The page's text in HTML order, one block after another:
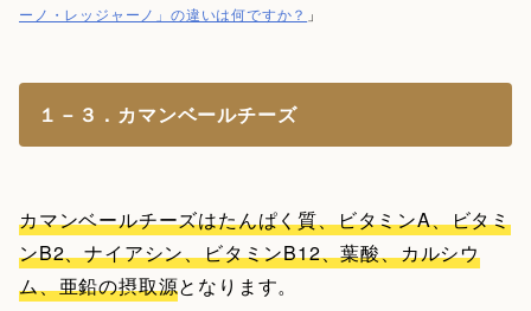
ーノ・レッジャーノ」の違いは何ですか？ 」
１－３．カマンベールチーズ
カマンベールチーズはたんぱく質、ビタミンA、ビタミ
ンB2、ナイアシン、ビタミンB12、葉酸、カルシウ
ム、亜鉛の摂取源となります。